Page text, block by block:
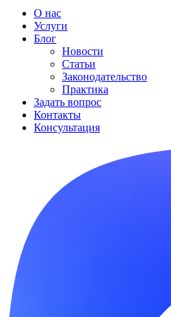
О нас
Услуги
Блог
Новости
Статьи
Законодательство
Практика
Задать вопрос
Контакты
Консультация